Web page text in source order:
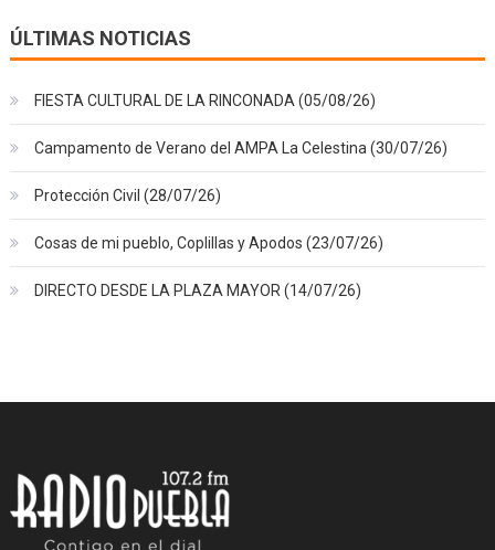
ÚLTIMAS NOTICIAS
FIESTA CULTURAL DE LA RINCONADA (05/08/26)
Campamento de Verano del AMPA La Celestina (30/07/26)
Protección Civil (28/07/26)
Cosas de mi pueblo, Coplillas y Apodos (23/07/26)
DIRECTO DESDE LA PLAZA MAYOR (14/07/26)